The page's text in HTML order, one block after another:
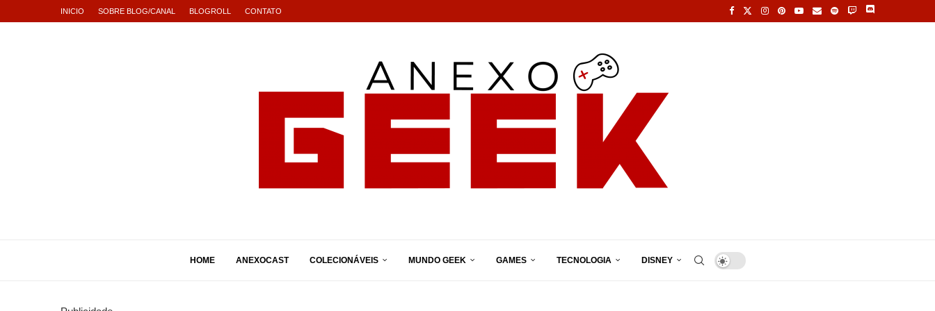
INICIO SOBRE BLOG/CANAL BLOGROLL CONTATO
HOME ANEXOCAST COLECIONÁVEIS MUNDO GEEK GAMES TECNOLOGIA DISNEY